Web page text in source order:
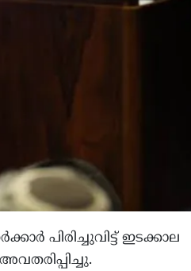
പിരിച്ചുവിട്ട് ഇടക്കാല